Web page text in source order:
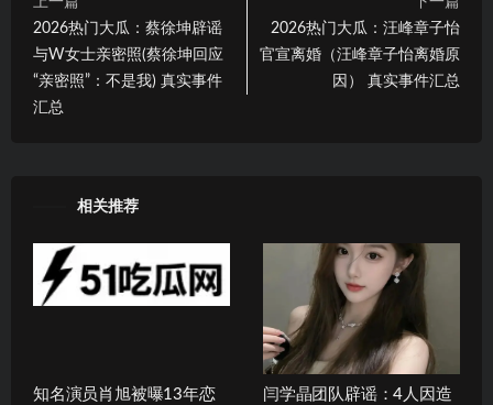
2026热门大瓜：蔡徐坤辟谣
与W女士亲密照(蔡徐坤回应
“亲密照”：不是我) 真实事件
汇总
2026热门大瓜：汪峰章子怡
官宣离婚（汪峰章子怡离婚原
因） 真实事件汇总
相关推荐
知名演员肖旭被曝13年恋
闫学晶团队辟谣：4人因造